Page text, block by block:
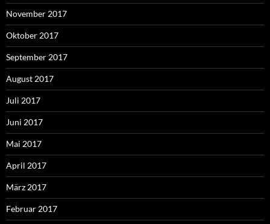
November 2017
Oktober 2017
September 2017
August 2017
Juli 2017
Juni 2017
Mai 2017
April 2017
März 2017
Februar 2017